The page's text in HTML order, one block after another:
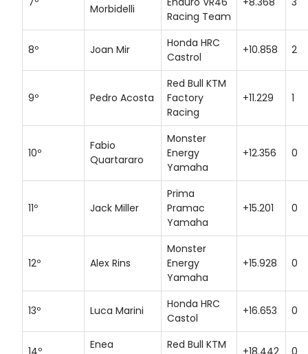
Morbidelli
Racing Team
8º Joan Mir
Honda HRC
Castrol
+10.858 2
9º Pedro Acosta
Red Bull KTM
Factory
Racing
+11.229 1
10º
Fabio
Quartararo
Monster
Energy
Yamaha
+12.356 0
11º Jack Miller
Prima
Pramac
Yamaha
+15.201 0
12º Alex Rins
Monster
Energy
Yamaha
+15.928 0
13º Luca Marini
Honda HRC
Castol
+16.653 0
Enea
Red Bull KTM